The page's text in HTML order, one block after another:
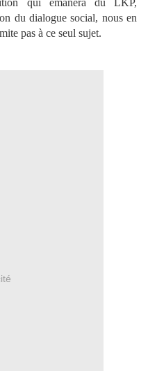
qui émanera du LKP,
du dialogue social, nous en
pas à ce seul sujet.